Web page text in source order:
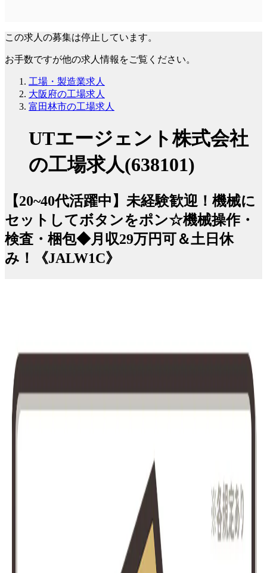
この求人の募集は停止しています。
お手数ですが他の求人情報をご覧ください。
工場・製造業求人
大阪府の工場求人
富田林市の工場求人
UTエージェント株式会社
の工場求人(638101)
【20~40代活躍中】未経験歓迎！機械に
セットしてボタンをポン☆機械操作・
検査・梱包◆月収29万円可＆土日休
み！《JALW1C》